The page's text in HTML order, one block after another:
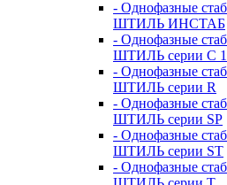
- Однофазные
ШТИЛЬ ИНСТАБ
- Однофазные
ШТИЛЬ серии C
- Однофазные
ШТИЛЬ серии R
- Однофазные
ШТИЛЬ серии SP
- Однофазные
ШТИЛЬ серии ST
- Однофазные